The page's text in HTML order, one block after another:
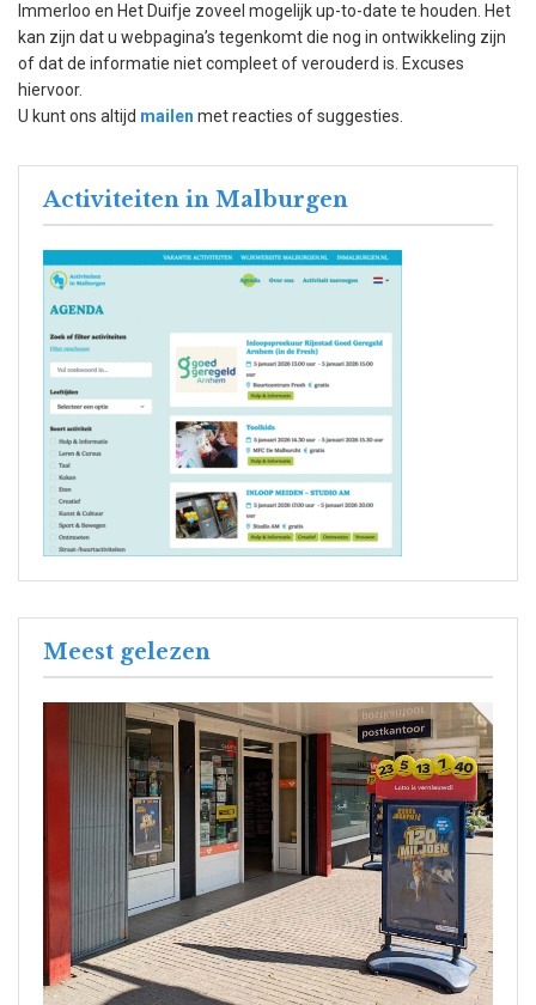
Immerloo en Het Duifje zoveel mogelijk up-to-date te houden. Het
kan zijn dat u webpagina’s tegenkomt die nog in ontwikkeling zijn
of dat de informatie niet compleet of verouderd is. Excuses
hiervoor.
U kunt ons altijd mailen met reacties of suggesties.
Activiteiten in Malburgen
Meest gelezen